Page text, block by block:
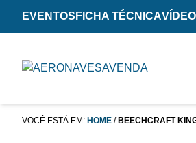
EVENTOS FICHA TÉCNICA
VOCÊ ESTÁ EM: HOME / BEECHCRAFT